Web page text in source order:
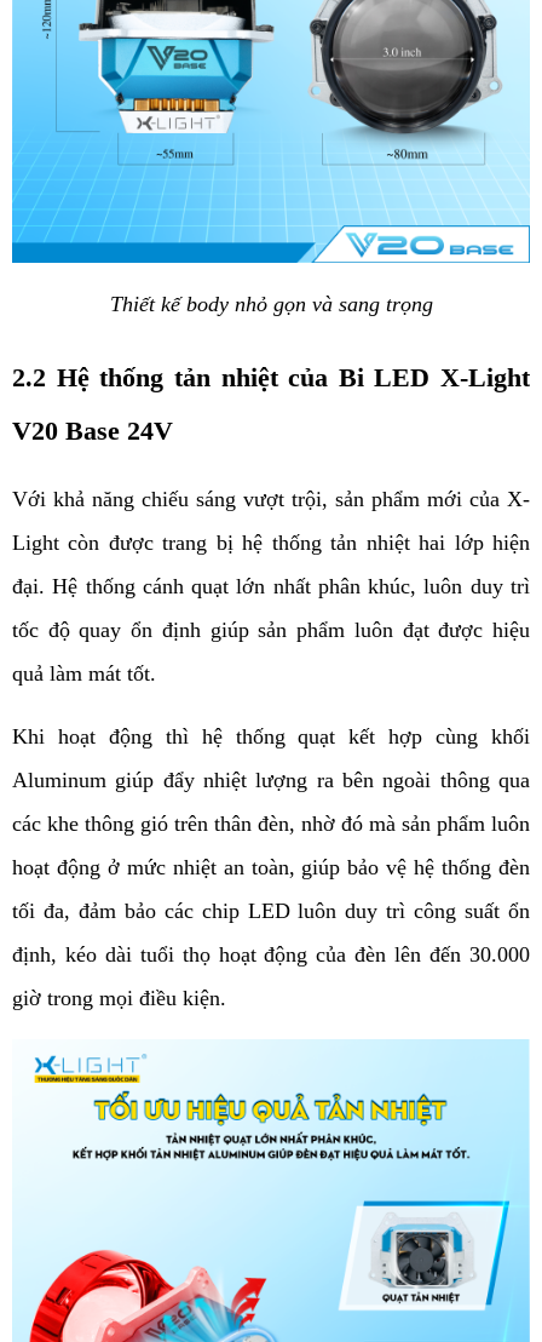
Thiết kế body nhỏ gọn và sang trọng
2.2 Hệ thống tản nhiệt của Bi LED X-Light
V20 Base 24V
Với khả năng chiếu sáng vượt trội, sản phẩm mới của X-
Light còn được trang bị hệ thống tản nhiệt hai lớp hiện
đại. Hệ thống cánh quạt lớn nhất phân khúc, luôn duy trì
tốc độ quay ổn định giúp sản phẩm luôn đạt được hiệu
quả làm mát tốt.
Khi hoạt động thì hệ thống quạt kết hợp cùng khối
Aluminum giúp đẩy nhiệt lượng ra bên ngoài thông qua
các khe thông gió trên thân đèn, nhờ đó mà sản phẩm luôn
hoạt động ở mức nhiệt an toàn, giúp bảo vệ hệ thống đèn
tối đa, đảm bảo các chip LED luôn duy trì công suất ổn
định, kéo dài tuổi thọ hoạt động của đèn lên đến 30.000
giờ trong mọi điều kiện.